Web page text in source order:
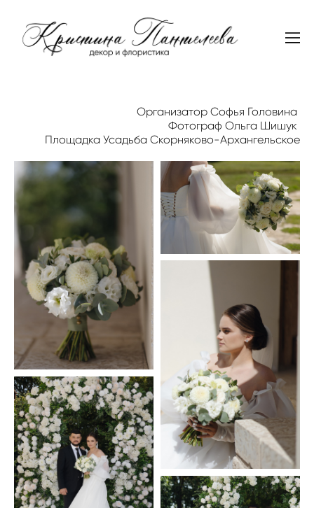
Организатор Софья Головина
Фотограф Ольга Шишук
Площадка Усадьба Скорняково-Архангельское